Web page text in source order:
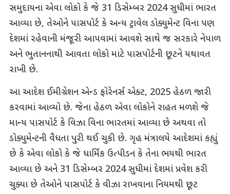
સમુદાયના એવા લોકો કે જે 31 ડિસેમ્બર 2024 સુધીમાં ભારત
આવ્યા છે, તેઓને પાસપોર્ટ કે અન્ય ટ્રાવેલ ડોક્યુમેન્ટ વિના પણ
દેશમાં રહેવાની મંજૂરી આપવામાં આવશે સાથે જ સરકારે નેપાળ
અને ભુતાનનાથી આવતા લોકો માટે પાસપોર્ટની છૂટને યથાવત
રાખી છે.
આ આદેશ ઈમીગ્રેશન એન્ડ ફોરેનર્સ એક્ટ, 2025 હેઠળ જારી
કરવામાં આવ્યો છે. જેના હેઠળ એવા લોકોને રાહત મળશે જે
માન્ય પાસપોર્ટ કે વિઝા વિના ભારતમાં આવ્યા છે અથવા તો
ડોક્યુમેન્ટની વૈધતા પુરી થઈ ચુકી છે. ગૃહ મંત્રાલયે આદેશમાં કહ્યું
છે કે એવા લોકો કે જે ધાર્મિક ઉત્પીડન કે તેના ભયથી ભારત
આવ્યા છે અને 31 ડિસેમ્બર 2024 સુધીમાં દેશમાં પ્રવેશ કરી
ચુક્યા છે તેઓને પાસપોર્ટ કે વીઝા રાખવાના નિયમથી છૂટ